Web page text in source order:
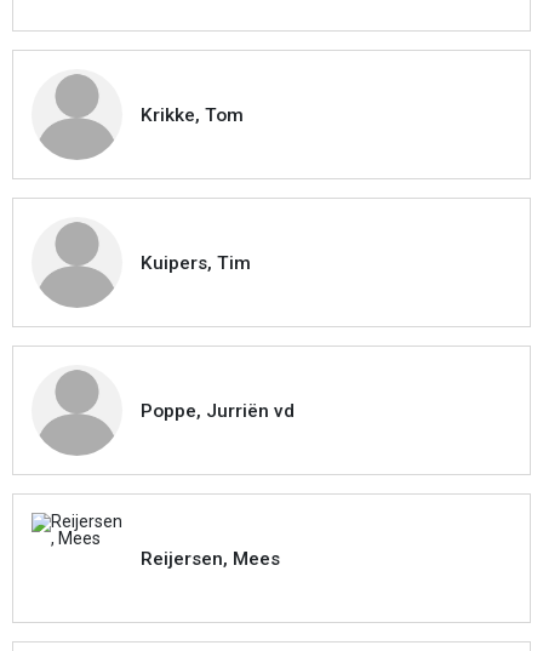
Krikke, Tom
Kuipers, Tim
Poppe, Jurriën vd
Reijersen, Mees